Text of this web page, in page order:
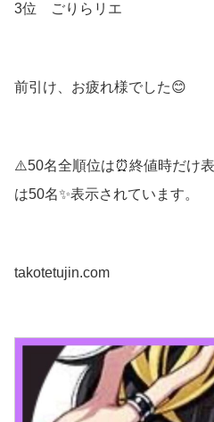
3位 ごりらリエ
前引け、お疲れ様でした😊
⚠️50名全順位は⏰終値時だけ
は50名✨表示されています。
takotetujin.com